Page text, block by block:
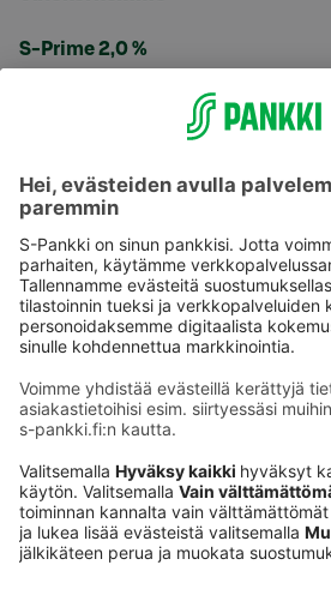
S-Prime 2,0 %
Käyttöehdot
Saavutettavuusseloste
Evästeet
Verkkopalvelujen käytön edellytykset